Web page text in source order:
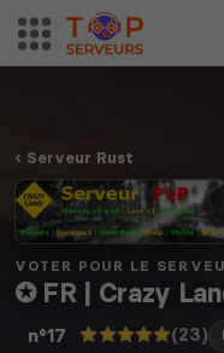
Serveur Rust
VOTER POUR LE
✪ FR | Crazy
n°17 (23)